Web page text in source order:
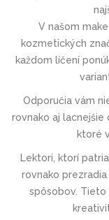
V našom
kozmetických
každom líčení
Odporučia vám
rovnako aj
ktoré
Lektori, ktorí
rovnako
spôsobov. Tieto